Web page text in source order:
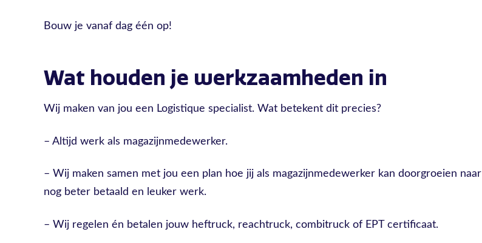
Bouw je vanaf dag één op!
Wat houden je werkzaamheden in
Wij maken van jou een Logistique specialist. Wat betekent dit precies?
– Altijd werk als magazijnmedewerker.
– Wij maken samen met jou een plan hoe jij als magazijnmedewerker kan doorgroeien naar
nog beter betaald en leuker werk.
– Wij regelen én betalen jouw heftruck, reachtruck, combitruck of EPT certificaat.